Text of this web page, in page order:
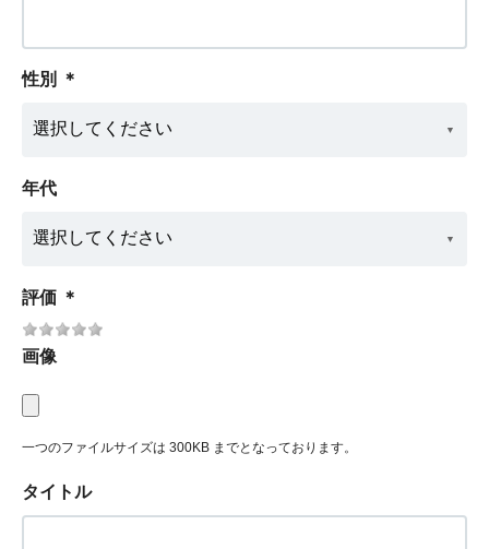
性別 ＊
年代
評価 ＊
画像
一つのファイルサイズは 300KB までとなっております。
タイトル